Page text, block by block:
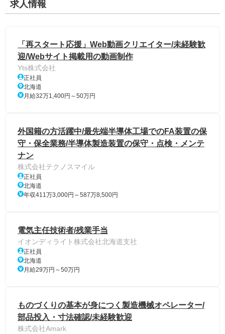
求人情報
「再スタート応援」Web動画クリエイター/未経験歓
迎/Webサイト掲載用の動画制作
Yts株式会社
正社員
北海道
月給32万1,400円～50万円
外国籍の方活躍中/最先端半導体工場でのFA装置の保
守・保全業務/半導体製造装置の保守・点検・メンテ
ナン
株式会社テクノスマイル
正社員
北海道
年収411万3,000円～587万8,500円
電気主任技術者/残業手当
イオンディライト株式会社北海道支社
正社員
北海道
月給29万円～50万円
ものづくりの基本が身につく製造機械オペレーター/
部品投入・寸法確認/未経験歓迎
株式会社Amark